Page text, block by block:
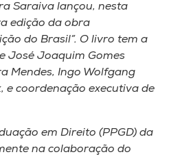
Saraiva lançou, nesta
edição da obra
do Brasil”. O livro tem a
José Joaquim Gomes
Mendes, Ingo Wolfgang
e coordenação executiva de
em Direito (PPGD) da
na colaboração do